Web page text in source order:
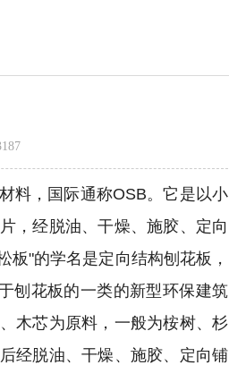
料，国际通称OSB。它是以小
，经脱油、干燥、施胶、定向
板"的学名是定向结构刨花板，
刨花板的一类的新型环保建筑
木芯为原料，一般为桉树、杉
经脱油、干燥、施胶、定向铺